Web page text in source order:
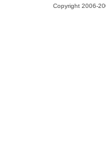
Copyright 2006-